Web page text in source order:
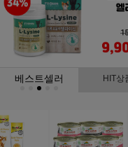
베스트셀러 HIT상